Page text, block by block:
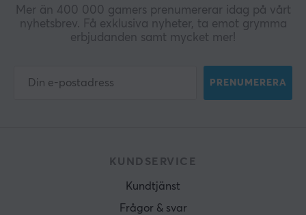
Mer än 400 000 gamers prenumererar idag på vårt
nyhetsbrev. Få exklusiva nyheter, ta emot grymma
erbjudanden samt mycket mer!
PRENUMERERA
KUNDSERVICE
Kundtjänst
Frågor & svar